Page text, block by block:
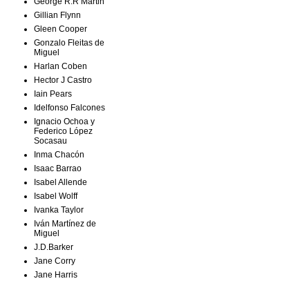
Gillian Flynn
Gleen Cooper
Gonzalo Fleitas de
Miguel
Harlan Coben
Hector J Castro
Iain Pears
Idelfonso Falcones
Ignacio Ochoa y
Federico López
Socasau
Inma Chacón
Isaac Barrao
Isabel Allende
Isabel Wolff
Ivanka Taylor
Iván Martínez de
Miguel
J.D.Barker
Jane Corry
Jane Harris